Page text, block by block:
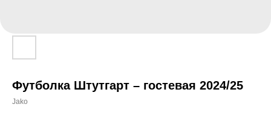
Футболка Штутгарт – гостевая 2024/25
Jako